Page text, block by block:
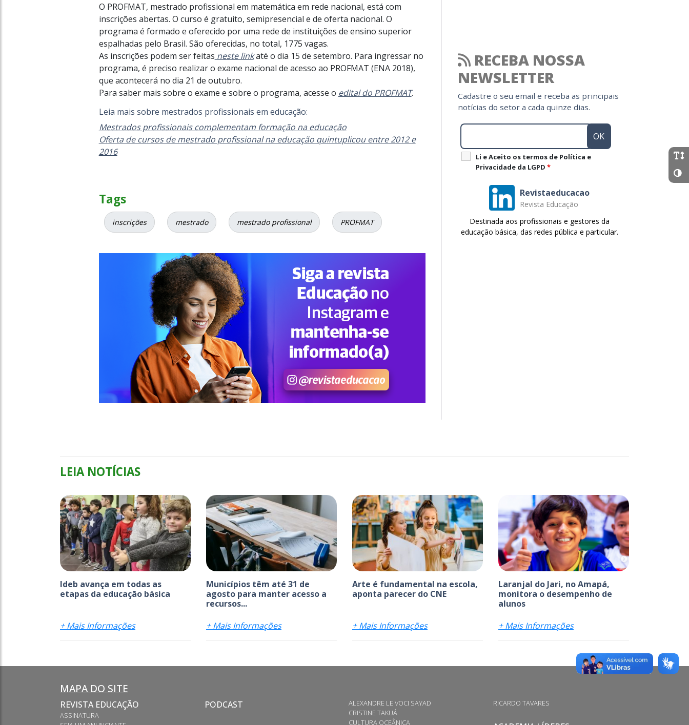
O PROFMAT, mestrado profissional em matemática em rede nacional, está com
inscrições abertas. O curso é gratuito, semipresencial e de oferta nacional. O
programa é formado e oferecido por uma rede de instituições de ensino superior
espalhadas pelo Brasil. São oferecidas, no total, 1775 vagas.
As inscrições podem ser feitas neste linkaté o dia 15 de setembro. Para ingressar no
programa, é preciso realizar o exame nacional de acesso ao PROFMAT (ENA 2018),
que acontecerá no dia 21 de outubro.
Para saber mais sobre o exame e sobre o programa, acesse o edital do PROFMAT.
Leia mais sobre mestrados profissionais em educação:
Mestrados profissionais complementam formação na educação
Oferta de cursos de mestrado profissional na educação quintuplicou entre 2012 e
2016
Tags
inscrições mestrado mestrado profissional PROFMAT
RECEBA NOSSA
NEWSLETTER
Cadastre o seu email e receba as principais
notícias do setor a cada quinze dias.
Li e Aceito os termos de Política e
Privacidade da LGPD *
Revistaeducacao
Revista Educação
Destinada aos profissionais e gestores da
educação básica, das redes pública e particular.
LEIA NOTÍCIAS
Ideb avança em todas as
etapas da educação básica
+ Mais Informações
Municípios têm até 31 de
agosto para manter acesso a
recursos...
+ Mais Informações
Arte é fundamental na escola,
aponta parecer do CNE
+ Mais Informações
Laranjal do Jari, no Amapá,
monitora o desempenho de
alunos
+ Mais Informações
MAPA DO SITE
REVISTA EDUCAÇÃO
ASSINATURA
PODCAST
ALEXANDRE LE VOCI SAYAD
CRISTINE TAKUÁ
CULTURA OCEÂNICA
RICARDO TAVARES